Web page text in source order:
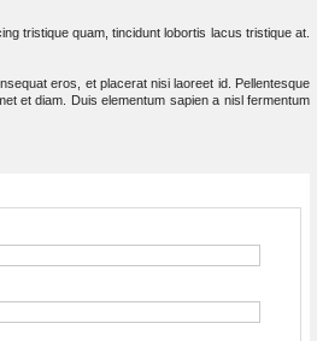
tristique quam, tincidunt lobortis lacus tristique at.
eros, et placerat nisi laoreet id. Pellentesque
et diam. Duis elementum sapien a nisl fermentum